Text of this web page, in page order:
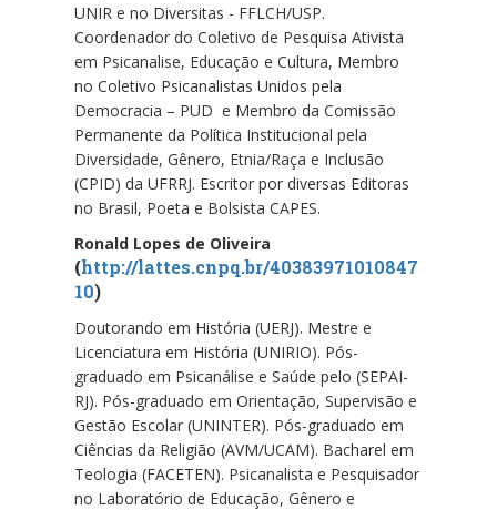
UNIR e no Diversitas - FFLCH/USP.
Coordenador do Coletivo de Pesquisa Ativista
em Psicanalise, Educação e Cultura, Membro
no Coletivo Psicanalistas Unidos pela
Democracia – PUD e Membro da Comissão
Permanente da Política Institucional pela
Diversidade, Gênero, Etnia/Raça e Inclusão
(CPID) da UFRRJ. Escritor por diversas Editoras
no Brasil, Poeta e Bolsista CAPES.
Ronald Lopes de Oliveira
(http://lattes.cnpq.br/40383971010847
10)
Doutorando em História (UERJ). Mestre e
Licenciatura em História (UNIRIO). Pós-
graduado em Psicanálise e Saúde pelo (SEPAI-
RJ). Pós-graduado em Orientação, Supervisão e
Gestão Escolar (UNINTER). Pós-graduado em
Ciências da Religião (AVM/UCAM). Bacharel em
Teologia (FACETEN). Psicanalista e Pesquisador
no Laboratório de Educação, Gênero e